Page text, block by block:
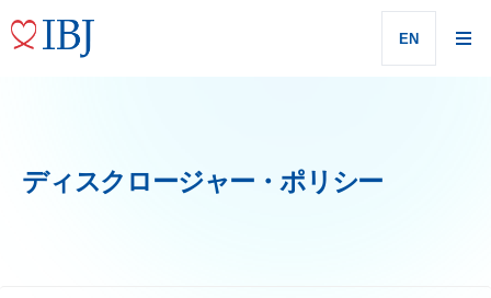
EN
ディスクロージャー・ポリシー